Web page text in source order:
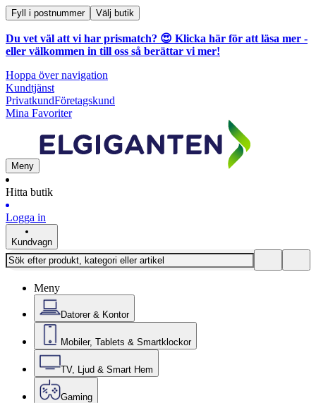
Fyll i postnummer Välj butik
Du vet väl att vi har prismatch? 😍 Klicka här för att läsa mer -
eller välkommen in till oss så berättar vi mer!
Hoppa över navigation
Kundtjänst
PrivatkundFöretagskund
Mina Favoriter
Meny
Hitta butik
Logga in
Kundvagn
Meny
Datorer & Kontor
Mobiler, Tablets & Smartklockor
TV, Ljud & Smart Hem
Gaming